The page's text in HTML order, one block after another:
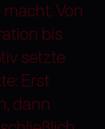
Von
bis
setzte
Erst
dann